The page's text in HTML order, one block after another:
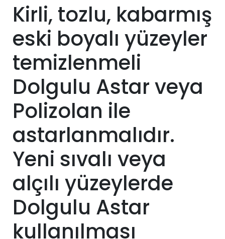
Kirli, tozlu, kabarmış
eski boyalı yüzeyler
temizlenmeli
Dolgulu Astar veya
Polizolan ile
astarlanmalıdır.
Yeni sıvalı veya
alçılı yüzeylerde
Dolgulu Astar
kullanılması